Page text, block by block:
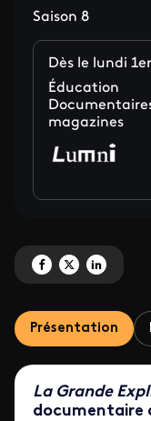
Saison 8
Dès le lundi
Éducation
magazines
Partagez 'La Grande
Partagez 'La
Partagez
Présentation
La Grande
documentaire